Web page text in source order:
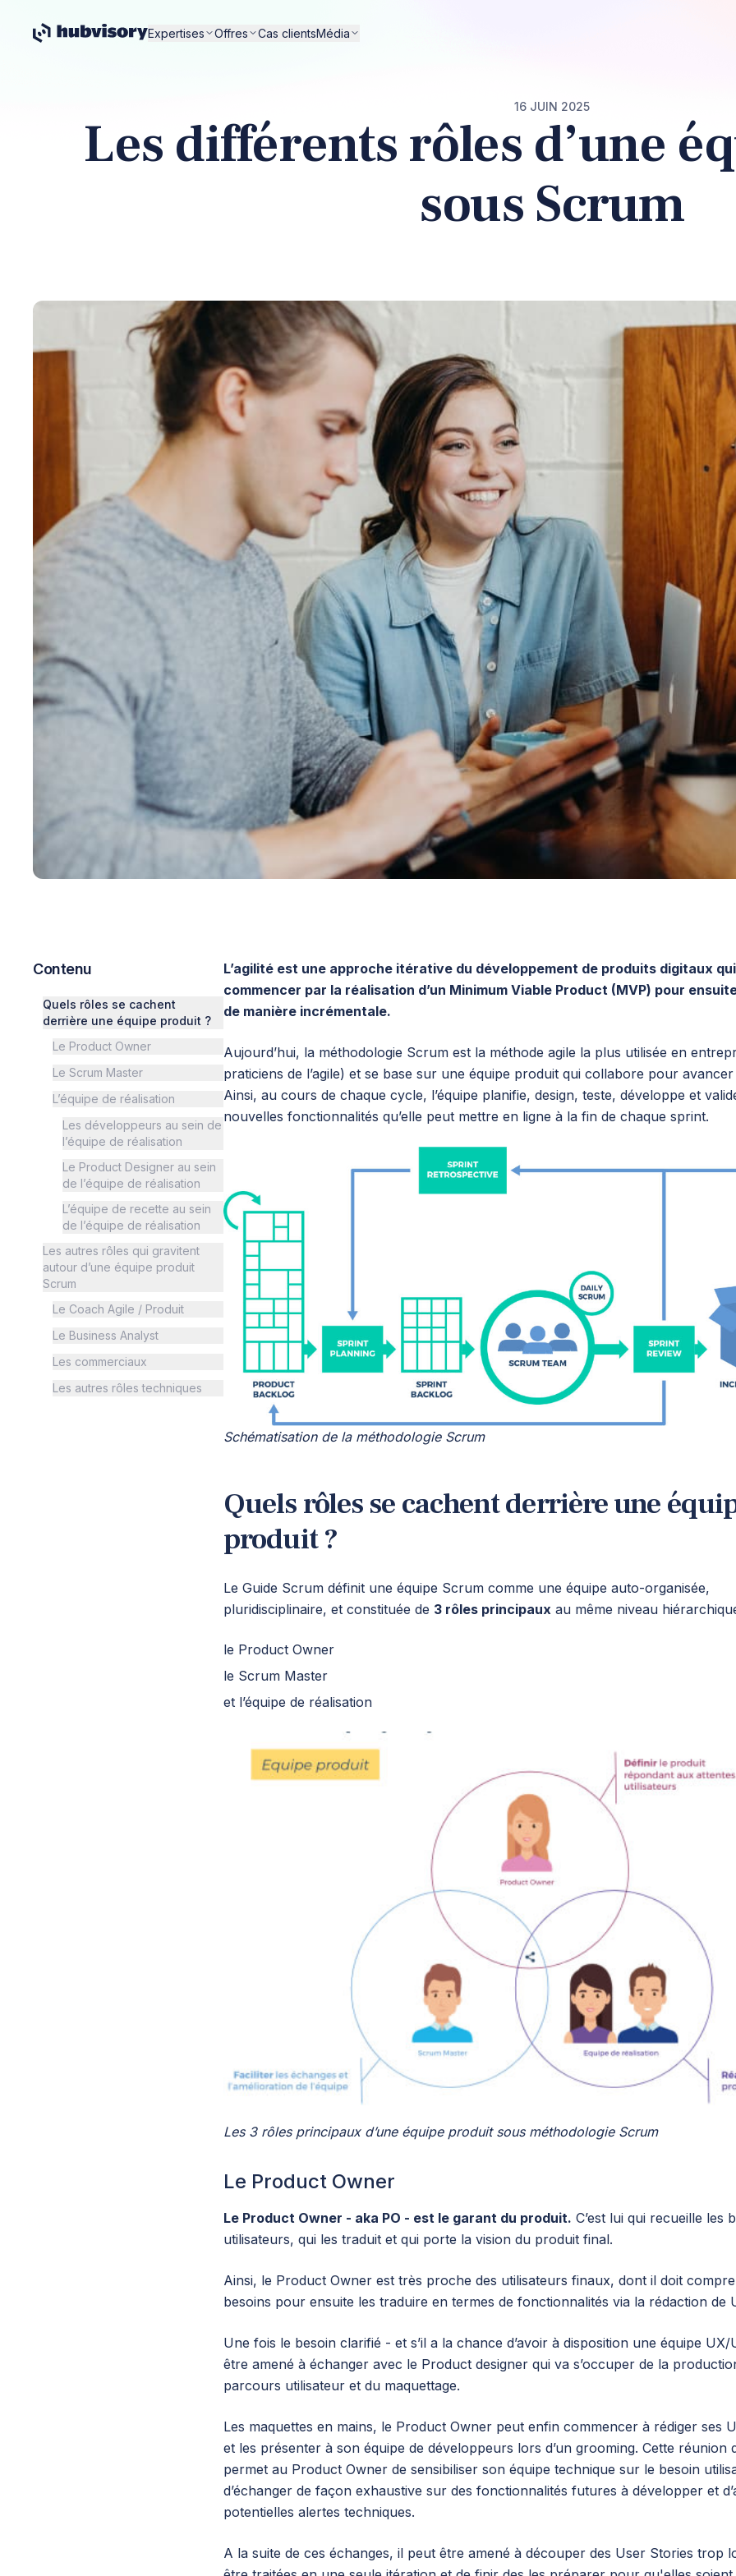
Expertises Offres Cas clientsMédia
16 JUIN 2025
Les différents rôles d’une
sous Scrum
Contenu
Quels rôles se cachent
derrière une équipe produit ?
Le Product Owner
Le Scrum Master
L’équipe de réalisation
Les développeurs au sein de
l’équipe de réalisation
Le Product Designer au sein
de l’équipe de réalisation
L’équipe de recette au sein
de l’équipe de réalisation
Les autres rôles qui gravitent
autour d’une équipe produit
Scrum
Le Coach Agile / Produit
Le Business Analyst
Les commerciaux
Les autres rôles techniques
L’agilité est une approche itérative du développement de produits digitaux
commencer par la réalisation d’un Minimum Viable Product (MVP) pour
de manière incrémentale.
Aujourd’hui, la méthodologie Scrum est la méthode agile la plus utilisée en
praticiens de l’agile) et se base sur une équipe produit qui collabore pour avancer
Ainsi, au cours de chaque cycle, l’équipe planifie, design, teste, développe et
nouvelles fonctionnalités qu’elle peut mettre en ligne à la fin de chaque sprint.
Schématisation de la méthodologie Scrum
Quels rôles se cachent derrière une
produit ?
Le Guide Scrum définit une équipe Scrum comme une équipe auto-organisée,
pluridisciplinaire, et constituée de 3 rôles principaux au même niveau
le Product Owner
le Scrum Master
et l’équipe de réalisation
Les 3 rôles principaux d’une équipe produit sous méthodologie Scrum
Le Product Owner
Le Product Owner - aka PO - est le garant du produit. C’est lui qui recueille les
utilisateurs, qui les traduit et qui porte la vision du produit final.
Ainsi, le Product Owner est très proche des utilisateurs finaux, dont il doit
besoins pour ensuite les traduire en termes de fonctionnalités via la rédaction de
Une fois le besoin clarifié - et s’il a la chance d’avoir à disposition une équipe
être amené à échanger avec le Product designer qui va s’occuper de la
parcours utilisateur et du maquettage.
Les maquettes en mains, le Product Owner peut enfin commencer à rédiger ses
et les présenter à son équipe de développeurs lors d’un grooming. Cette réunion
permet au Product Owner de sensibiliser son équipe technique sur le besoin
d’échanger de façon exhaustive sur des fonctionnalités futures à développer et
potentielles alertes techniques.
A la suite de ces échanges, il peut être amené à découper des User Stories trop